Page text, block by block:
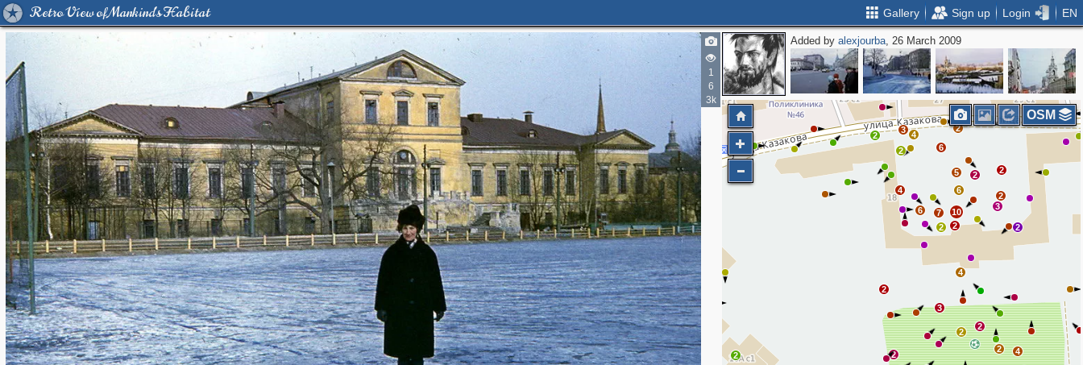
Retro View of Mankind's Habitat Gallery Sign up Login EN
1
6
3k
Added byalexjourba, 26 March 2009
2
2
2
2
2 4
4
3
2
2
7
6
4
2
2
2
2
2 2
2
2
2
2
3 4
6
2
5
10
6
3
2
2
2
2
OSM